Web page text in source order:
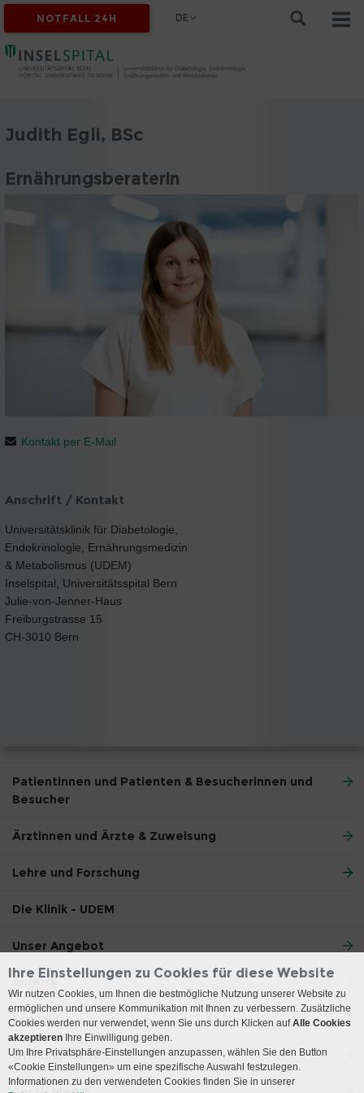
NOTFALL 24H DE
Judith Egli, BSc
Ernährungsberaterin
Kontakt per E-Mail
Anschrift / Kontakt
Universitätsklinik für Diabetologie,
Endokrinologie, Ernährungsmedizin
& Metabolismus (UDEM)
Inselspital, Universitätsspital Bern
Julie-von-Jenner-Haus
Freiburgstrasse 15
CH-3010 Bern
Patientinnen und Patienten & Besucherinnen und
Besucher
Ärztinnen und Ärzte & Zuweisung
Lehre und Forschung
Die Klinik - UDEM
Unser Angebot
Anreise
Kontakt
Öffnungszeiten
Ihre Einstellungen zu Cookies für diese Website
Wir nutzen Cookies, um Ihnen die bestmögliche Nutzung unserer Website zu
ermöglichen und unsere Kommunikation mit Ihnen zu verbessern. Zusätzliche
Cookies werden nur verwendet, wenn Sie uns durch Klicken aufAlle Cookies
akzeptieren Ihre Einwilligung geben.
Um Ihre Privatsphäre-Einstellungen anzupassen, wählen Sie den Button
«Cookie Einstellungen» um eine spezifische Auswahl festzulegen.
Informationen zu den verwendeten Cookies finden Sie in unserer